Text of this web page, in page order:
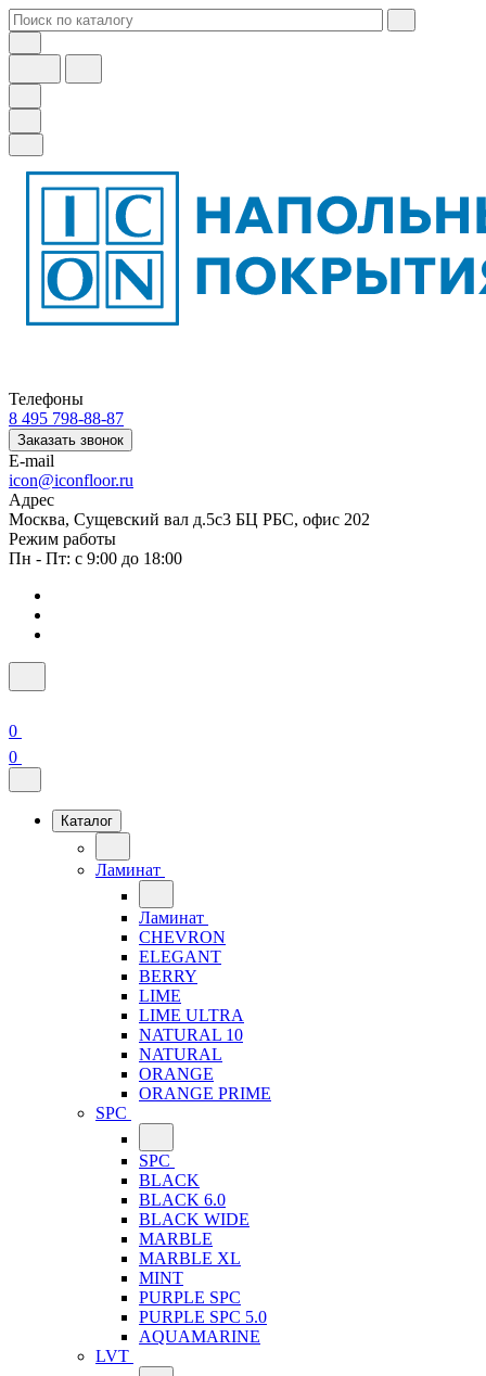
Телефоны
8 495 798-88-87
Заказать звонок
E-mail
icon@iconfloor.ru
Адрес
Москва, Сущевский вал д.5с3 БЦ РБС, офис 202
Режим работы
Пн - Пт: с 9:00 до 18:00
0
0
Каталог
Ламинат
Ламинат
CHEVRON
ELEGANT
BERRY
LIME
LIME ULTRA
NATURAL 10
NATURAL
ORANGE
ORANGE PRIME
SPC
SPC
BLACK
BLACK 6.0
BLACK WIDE
MARBLE
MARBLE XL
MINT
PURPLE SPC
PURPLE SPC 5.0
AQUAMARINE
LVT